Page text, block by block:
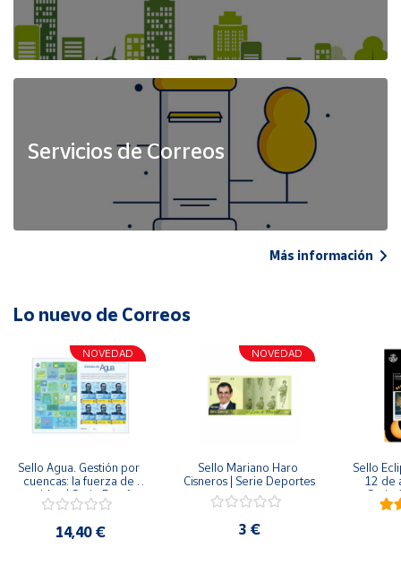
Servicios de Correos
Más información
Lo nuevo de Correos
NOVEDAD
Sello Agua. Gestión por
cuencas: la fuerza de
una idea.| Serie España
ES| Pliego Premium
14,40 €
NOVEDAD
Sello Mariano Haro
Cisneros | Serie Deportes
3 €
Sello
12 de
Serie